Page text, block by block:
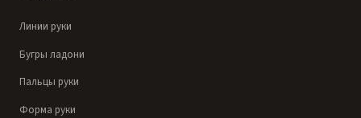
Линии руки
Бугры ладони
Пальцы руки
Форма руки